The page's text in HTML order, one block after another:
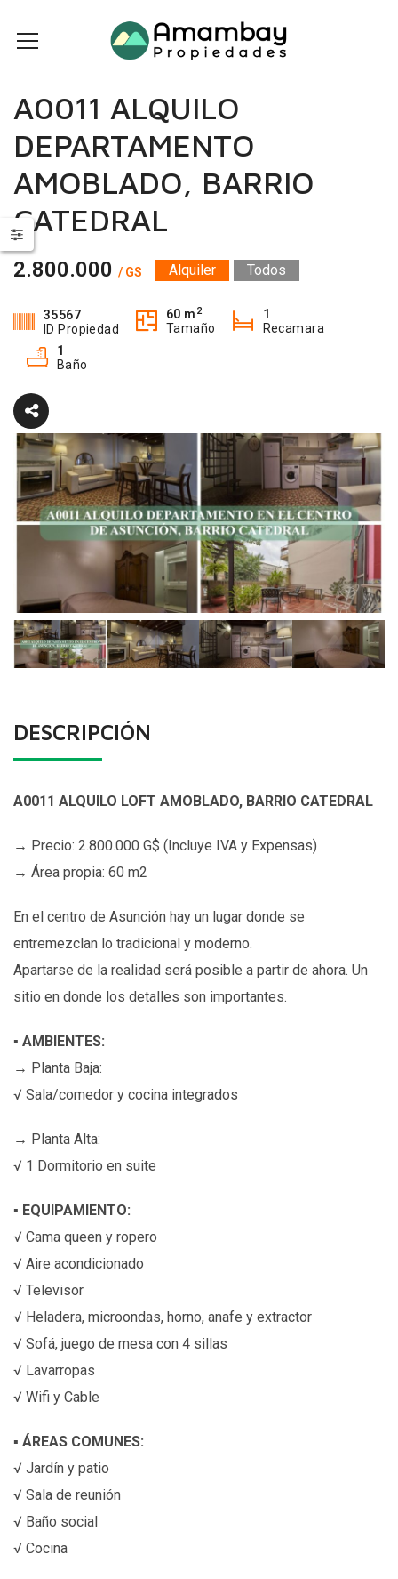
A0011 ALQUILO
DEPARTAMENTO
AMOBLADO, BARRIO
CATEDRAL
2.800.000 / GS Alquiler Todos
35567
ID Propiedad
60 m 2
Tamaño
1
Recamara
1
Baño
DESCRIPCIÓN
A0011 ALQUILO LOFT AMOBLADO, BARRIO CATEDRAL
→ Precio: 2.800.000 G$ (Incluye IVA y Expensas)
→ Área propia: 60 m2
En el centro de Asunción hay un lugar donde se
entremezclan lo tradicional y moderno.
Apartarse de la realidad será posible a partir de ahora. Un
sitio en donde los detalles son importantes.
▪ AMBIENTES:
→ Planta Baja:
√ Sala/comedor y cocina integrados
→ Planta Alta:
√ 1 Dormitorio en suite
▪ EQUIPAMIENTO:
√ Cama queen y ropero
√ Aire acondicionado
√ Televisor
√ Heladera, microondas, horno, anafe y extractor
√ Sofá, juego de mesa con 4 sillas
√ Lavarropas
√ Wifi y Cable
▪ ÁREAS COMUNES:
√ Jardín y patio
√ Sala de reunión
√ Baño social
√ Cocina